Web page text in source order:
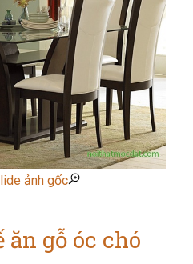
ảnh gốc
ăn gỗ óc chó